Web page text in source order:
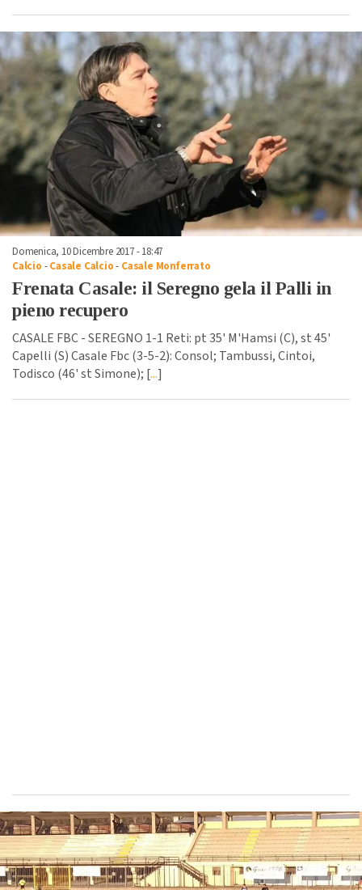
Domenica, 10 Dicembre 2017 - 18:47
Calcio -Casale Calcio- Casale Monferrato
Frenata Casale: il Seregno gela il Palli in
pieno recupero
CASALE FBC - SEREGNO 1-1 Reti: pt 35' M'Hamsi (C), st 45'
Capelli (S) Casale Fbc (3-5-2): Consol; Tambussi, Cintoi,
Todisco (46' st Simone); [...]